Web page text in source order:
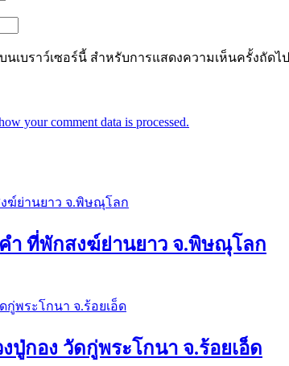
เบราว์เซอร์นี้ สำหรับการแสดงความเห็นครั้งถัดไป
your comment data is processed.
ำ ที่พักสงฆ์ย่านยาว จ.พิษณุโลก
กอง วัดกู่พระโกนา จ.ร้อยเอ็ด